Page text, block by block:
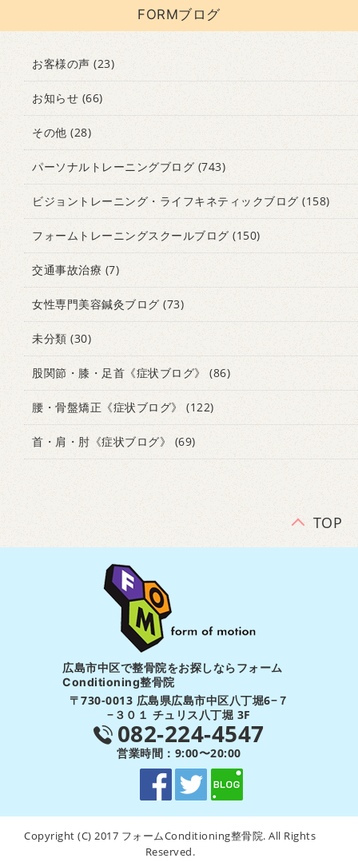
FORMブログ
お客様の声 (23)
お知らせ (66)
その他 (28)
パーソナルトレーニングブログ (743)
ビジョントレーニング・ライフキネティックブログ (158)
フォームトレーニングスクールブログ (150)
交通事故治療 (7)
女性専門美容鍼灸ブログ (73)
未分類 (30)
股関節・膝・足首《症状ブログ》 (86)
腰・骨盤矯正《症状ブログ》 (122)
首・肩・肘《症状ブログ》 (69)
TOP
広島市中区で整骨院をお探しならフォーム
Conditioning整骨院
〒730-0013 広島県広島市中区八丁堀6−７
−３０１ チュリス八丁堀 3F
082-224-4547
営業時間：9:00〜20:00
Copyright (C) 2017 フォームConditioning整骨院. All Rights
Reserved.